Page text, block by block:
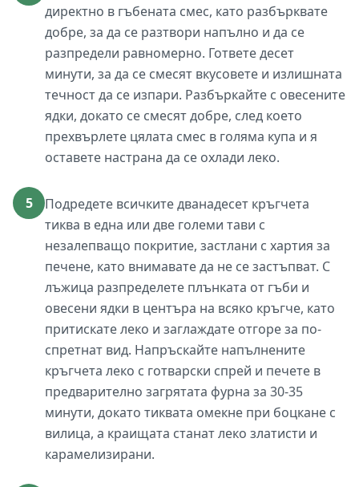
директно в гъбената смес, като разбърквате
добре, за да се разтвори напълно и да се
разпредели равномерно. Гответе десет
минути, за да се смесят вкусовете и излишната
течност да се изпари. Разбъркайте с овесените
ядки, докато се смесят добре, след което
прехвърлете цялата смес в голяма купа и я
оставете настрана да се охлади леко.
5
Подредете всичките дванадесет кръгчета
тиква в една или две големи тави с
незалепващо покритие, застлани с хартия за
печене, като внимавате да не се застъпват. С
лъжица разпределете плънката от гъби и
овесени ядки в центъра на всяко кръгче, като
притискате леко и заглаждате отгоре за по-
спретнат вид. Напръскайте напълнените
кръгчета леко с готварски спрей и печете в
предварително загрятата фурна за 30-35
минути, докато тиквата омекне при боцкане с
вилица, а краищата станат леко златисти и
карамелизирани.